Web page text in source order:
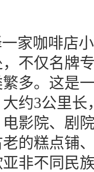
家咖啡店
不仅名牌
多。这是
约3公里
影院、剧
的糕点铺
非不同民